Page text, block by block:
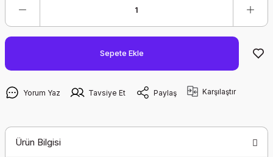
Sepete Ekle
Yorum Yaz Tavsiye Et Paylaş Karşılaştır
Ürün Bilgisi